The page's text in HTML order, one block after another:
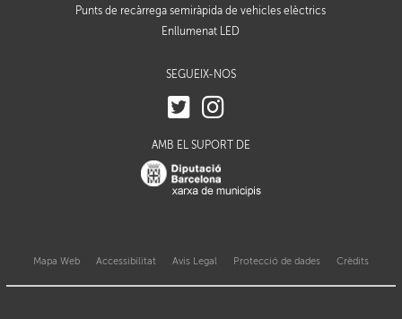
Punts de recàrrega semiràpida de vehicles elèctrics
Enllumenat LED
SEGUEIX-NOS
AMB EL SUPORT DE
Mapa Web Accessibilitat Avis Legal Protecció de dades Crèdits